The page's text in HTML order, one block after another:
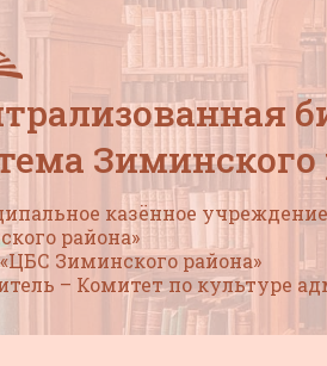
Зиминского
казённое
района»
Зиминского района»
– Комитет по культуре